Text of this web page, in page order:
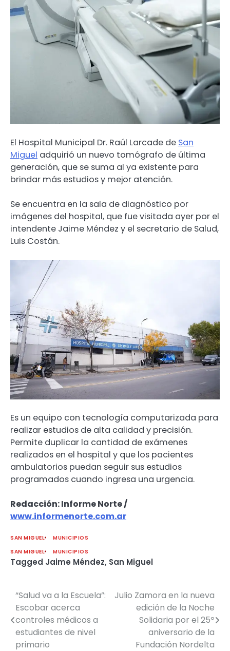
El Hospital Municipal Dr. Raúl Larcade de San
Miguel adquirió un nuevo tomógrafo de última
generación, que se suma al ya existente para
brindar más estudios y mejor atención.
Se encuentra en la sala de diagnóstico por
imágenes del hospital, que fue visitada ayer por el
intendente Jaime Méndez y el secretario de Salud,
Luis Costán.
Es un equipo con tecnología computarizada para
realizar estudios de alta calidad y precisión.
Permite duplicar la cantidad de exámenes
realizados en el hospital y que los pacientes
ambulatorios puedan seguir sus estudios
programados cuando ingresa una urgencia.
Redacción: Informe Norte /
www.informenorte.com.ar
SAN MIGUEL
MUNICIPIOS
SAN MIGUEL
MUNICIPIOS
Tagged Jaime Méndez, San Miguel
Navegación
de
entradas
“Salud va a la Escuela”:
Escobar acerca
controles médicos a
estudiantes de nivel
primario
Julio Zamora en la nueva
edición de la Noche
Solidaria por el 25º
aniversario de la
Fundación Nordelta